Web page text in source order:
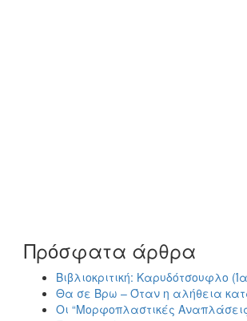
Πρόσφατα άρθρα
Βιβλιοκριτική: Καρυδότσουφλο
Θα σε Βρω – Όταν η αλήθεια
Οι “Μορφοπλαστικές